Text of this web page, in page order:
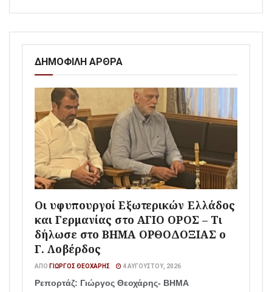
ΔΗΜΟΦΙΛΗ ΑΡΘΡΑ
Οι υφυπουργοί Εξωτερικών Ελλάδος
και Γερμανίας στο ΑΓΙΟ ΟΡΟΣ – Τι
δήλωσε στο ΒΗΜΑ ΟΡΘΟΔΟΞΙΑΣ ο
Γ. Λοβέρδος
ΑΠΌ ΓΙΏΡΓΟΣ ΘΕΟΧΆΡΗΣ 4 ΑΥΓΟΎΣΤΟΥ, 2026
Ρεπορτάζ: Γιώργος Θεοχάρης- ΒΗΜΑ